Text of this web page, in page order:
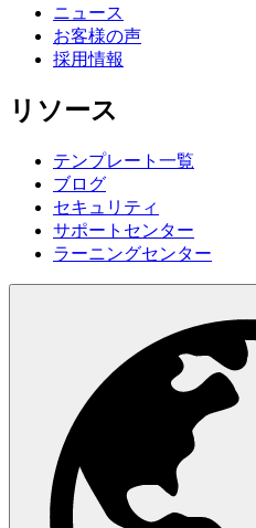
ニュース
お客様の声
採用情報
リソース
テンプレート一覧
ブログ
セキュリティ
サポートセンター
ラーニングセンター